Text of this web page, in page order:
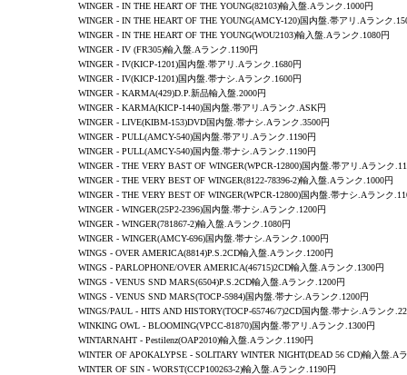
WINGER - IN THE HEART OF THE YOUNG(82103)輸入盤.Aランク.1000円
WINGER - IN THE HEART OF THE YOUNG(AMCY-120)国内盤.帯アリ.Aランク
WINGER - IN THE HEART OF THE YOUNG(WOU2103)輸入盤.Aランク.1080円
WINGER - IV (FR305)輸入盤.Aランク.1190円
WINGER - IV(KICP-1201)国内盤.帯アリ.Aランク.1680円
WINGER - IV(KICP-1201)国内盤.帯ナシ.Aランク.1600円
WINGER - KARMA(429)D.P.新品輸入盤.2000円
WINGER - KARMA(KICP-1440)国内盤.帯アリ.Aランク.ASK円
WINGER - LIVE(KIBM-153)DVD国内盤.帯ナシ.Aランク.3500円
WINGER - PULL(AMCY-540)国内盤.帯アリ.Aランク.1190円
WINGER - PULL(AMCY-540)国内盤.帯ナシ.Aランク.1190円
WINGER - THE VERY BAST OF WINGER(WPCR-12800)国内盤.帯アリ.Aランク
WINGER - THE VERY BEST OF WINGER(8122-78396-2)輸入盤.Aランク.1000円
WINGER - THE VERY BEST OF WINGER(WPCR-12800)国内盤.帯ナシ.Aランク
WINGER - WINGER(25P2-2396)国内盤.帯ナシ.Aランク.1200円
WINGER - WINGER(781867-2)輸入盤.Aランク.1080円
WINGER - WINGER(AMCY-696)国内盤.帯ナシ.Aランク.1000円
WINGS - OVER AMERICA(8814)P.S.2CD輸入盤.Aランク.1200円
WINGS - PARLOPHONE/OVER AMERICA(46715)2CD輸入盤.Aランク.1300円
WINGS - VENUS SND MARS(6504)P.S.2CD輸入盤.Aランク.1200円
WINGS - VENUS SND MARS(TOCP-5984)国内盤.帯ナシ.Aランク.1200円
WINGS/PAUL - HITS AND HISTORY(TOCP-65746/7)2CD国内盤.帯ナシ.Aランク
WINKING OWL - BLOOMING(VPCC-81870)国内盤.帯アリ.Aランク.1300円
WINTARNAHT - Pestilenz(OAP2010)輸入盤.Aランク.1190円
WINTER OF APOKALYPSE - SOLITARY WINTER NIGHT(DEAD 56 CD)輸入盤.A
WINTER OF SIN - WORST(CCP100263-2)輸入盤.Aランク.1190円